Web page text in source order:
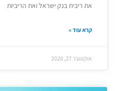
את ריבית בנק ישראל ואת הריביות
קרא עוד »
אוקטובר 27, 2020